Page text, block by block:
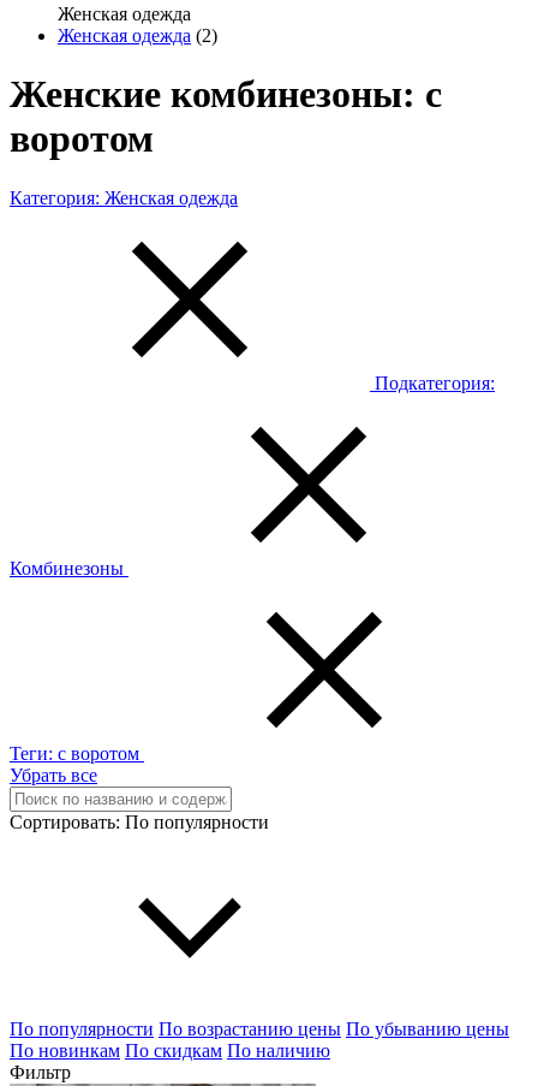
Женская одежда
Женская одежда (2)
Женские комбинезоны: с
воротом
Категория: Женская одежда
Подкатегория:
Комбинезоны
Теги: с воротом
Убрать все
Сортировать: По популярности
По популярности По возрастанию цены По убыванию цены
По новинкам По скидкам По наличию
Фильтр